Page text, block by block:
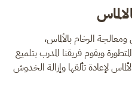
الرخام بالألماس،
ويقوم فريقنا المدرب بتلميع
لإعادة تألقها وإزالة الخدوش